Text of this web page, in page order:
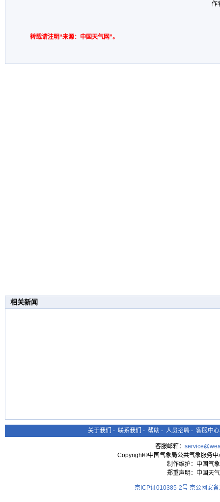
作
转载请注明“来源：中国天气网”。
相关新闻
关于我们 - 联系我们 - 帮助 - 人员招聘 - 客服中心
客服邮箱：
Copyright©中国气象局公共气象服务
制作维护：中国气
郑重声明：中国天
京ICP证010385-2号 京公网安